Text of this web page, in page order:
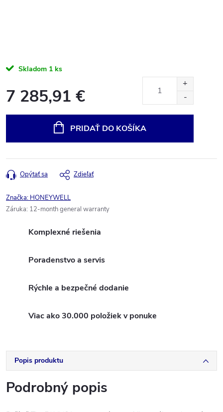
Skladom 1 ks
7 285,91 €
PRIDAŤ DO KOŠÍKA
Opýtať sa Zdieľať
Značka: HONEYWELL
Záruka: 12-month general warranty
Komplexné riešenia
Poradenstvo a servis
Rýchle a bezpečné dodanie
Viac ako 30.000 položiek v ponuke
Popis produktu
Podrobný popis